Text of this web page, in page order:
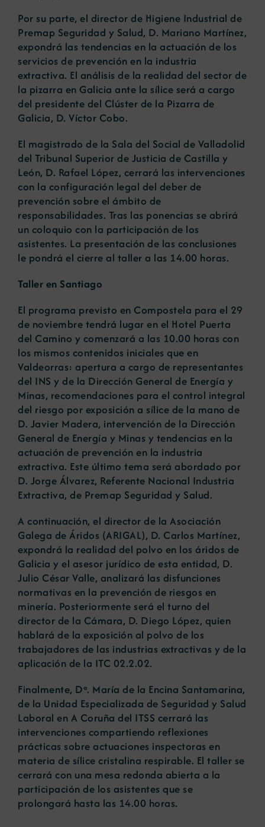
Por su parte, el director de Higiene Industrial de
Premap Seguridad y Salud, D. Mariano Martínez,
expondrá las tendencias en la actuación de los
servicios de prevención en la industria
extractiva. El análisis de la realidad del sector de
la pizarra en Galicia ante la sílice será a cargo
del presidente del Clúster de la Pizarra de
Galicia, D. Víctor Cobo.
El magistrado de la Sala del Social de Valladolid
del Tribunal Superior de Justicia de Castilla y
León, D. Rafael López, cerrará las intervenciones
con la configuración legal del deber de
prevención sobre el ámbito de
responsabilidades. Tras las ponencias se abrirá
un coloquio con la participación de los
asistentes. La presentación de las conclusiones
le pondrá el cierre al taller a las 14.00 horas.
Taller en Santiago
El programa previsto en Compostela para el 29
de noviembre tendrá lugar en el Hotel Puerta
del Camino y comenzará a las 10.00 horas con
los mismos contenidos iniciales que en
Valdeorras: apertura a cargo de representantes
del INS y de la Dirección General de Energía y
Minas, recomendaciones para el control integral
del riesgo por exposición a sílice de la mano de
D. Javier Madera, intervención de la Dirección
General de Energía y Minas y tendencias en la
actuación de prevención en la industria
extractiva. Este último tema será abordado por
D. Jorge Álvarez, Referente Nacional Industria
Extractiva, de Premap Seguridad y Salud.
A continuación, el director de la Asociación
Galega de Áridos (ARIGAL), D. Carlos Martínez,
expondrá la realidad del polvo en los áridos de
Galicia y el asesor jurídico de esta entidad, D.
Julio César Valle, analizará las disfunciones
normativas en la prevención de riesgos en
minería. Posteriormente será el turno del
director de la Cámara, D. Diego López, quien
hablará de la exposición al polvo de los
trabajadores de las industrias extractivas y de la
aplicación de la ITC 02.2.02.
Finalmente, Dª. María de la Encina Santamarina,
de la Unidad Especializada de Seguridad y Salud
Laboral en A Coruña del ITSS cerrará las
intervenciones compartiendo reflexiones
prácticas sobre actuaciones inspectoras en
materia de sílice cristalina respirable. El taller se
cerrará con una mesa redonda abierta a la
participación de los asistentes que se
prolongará hasta las 14.00 horas.